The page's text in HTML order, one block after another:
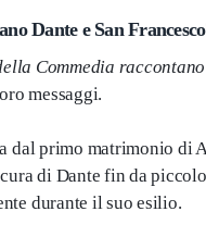
Dante e San
Commedia
messaggi.
dal primo matrimonio di
di Dante fin da
durante il suo esilio.